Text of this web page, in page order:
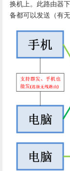
换机上。此路由器
备都可以发送（有